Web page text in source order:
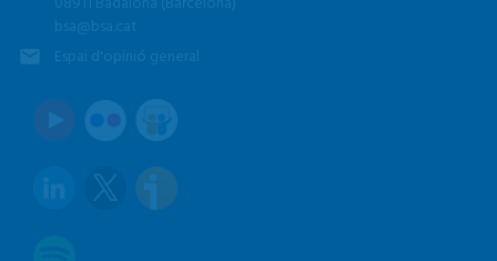
bsa@bsa.cat
Espai d'opinió general